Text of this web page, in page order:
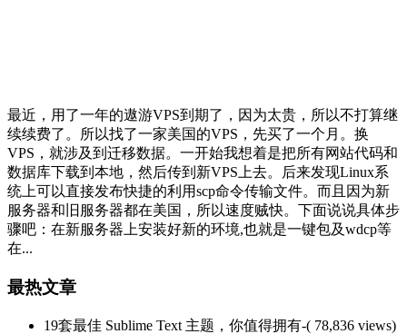
最近，用了一年的遨游VPS到期了，因为太贵，所以不打算继
续续费了。所以找了一家美国的VPS，先买了一个月。换
VPS，就涉及到迁移数据。一开始我想着是把所有网站代码和
数据库下载到本地，然后传到新VPS上去。后来发现Linux系
统上可以直接发布快捷的利用scp命令传输文件。而且因为新
服务器和旧服务器都在美国，所以速度贼快。下面说说具体步
骤吧：在新服务器上安装好新的环境,也就是一键包及wdcp等
在...
最热文章
19套最佳 Sublime Text 主题，你值得拥有-( 78,836 views)